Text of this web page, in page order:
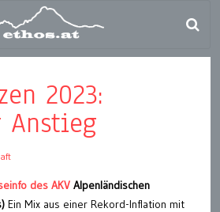
2023:
Anstieg
des AKV Alpenländischen
Ein Mix aus einer Rekord-Inflation mit